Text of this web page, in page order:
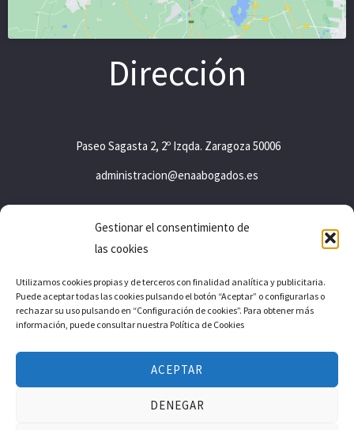
Gestionar el consentimiento de
las cookies
Utilizamos cookies propias y de terceros con finalidad analítica y publicitaria.
Puede aceptar todas las cookies pulsando el botón “Aceptar” o configurarlas o
rechazar su uso pulsando en “Configuración de cookies”. Para obtener más
información, puede consultar nuestra Política de Cookies
ACEPTAR
DENEGAR
Dirección
Paseo Sagasta 2, 2º Izqda. Zaragoza 50006
administracion@enaabogados.es
Política de privacidad
Política de cookies